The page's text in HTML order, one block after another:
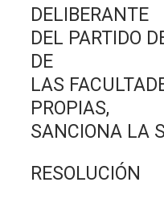
DELIBERANTE
DEL PARTIDO
DE
LAS
PROPIAS,
SANCIONA LA
RESOLUCIÓN